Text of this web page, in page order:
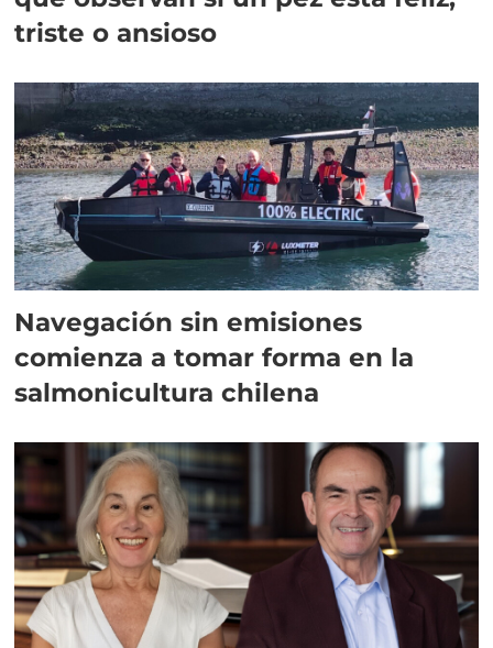
triste o ansioso
Navegación sin emisiones
comienza a tomar forma en la
salmonicultura chilena